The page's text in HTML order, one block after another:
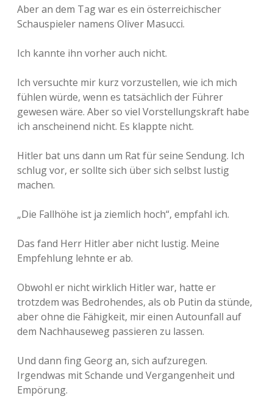
Aber an dem Tag war es ein österreichischer
Schauspieler namens Oliver Masucci.
Ich kannte ihn vorher auch nicht.
Ich versuchte mir kurz vorzustellen, wie ich mich
fühlen würde, wenn es tatsächlich der Führer
gewesen wäre. Aber so viel Vorstellungskraft habe
ich anscheinend nicht. Es klappte nicht.
Hitler bat uns dann um Rat für seine Sendung. Ich
schlug vor, er sollte sich über sich selbst lustig
machen.
„Die Fallhöhe ist ja ziemlich hoch“, empfahl ich.
Das fand Herr Hitler aber nicht lustig. Meine
Empfehlung lehnte er ab.
Obwohl er nicht wirklich Hitler war, hatte er
trotzdem was Bedrohendes, als ob Putin da stünde,
aber ohne die Fähigkeit, mir einen Autounfall auf
dem Nachhauseweg passieren zu lassen.
Und dann fing Georg an, sich aufzuregen.
Irgendwas mit Schande und Vergangenheit und
Empörung.